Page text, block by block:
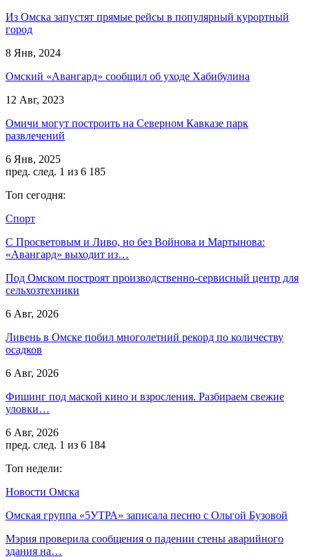
Из Омска запустят прямые рейсы в популярный курортный
город
8 Янв, 2024
Омский «Авангард» сообщил об уходе Хабибулина
12 Авг, 2023
Омичи могут построить на Северном Кавказе парк
развлечений
6 Янв, 2025
пред. след. 1 из 6 185
Топ сегодня:
Спорт
С Просветовым и Ливо, но без Войнова и Мартынова:
«Авангард» выходит из…
Под Омском построят производственно-сервисный центр для
сельхозтехники
6 Авг, 2026
Ливень в Омске побил многолетний рекорд по количеству
осадков
6 Авг, 2026
Фишинг под маской кино и взросления. Разбираем свежие
уловки…
6 Авг, 2026
пред. след. 1 из 6 184
Топ недели:
Новости Омска
Омская группа «5УТРА» записала песню с Ольгой Бузовой
Мэрия проверила сообщения о падении стены аварийного
здания на…